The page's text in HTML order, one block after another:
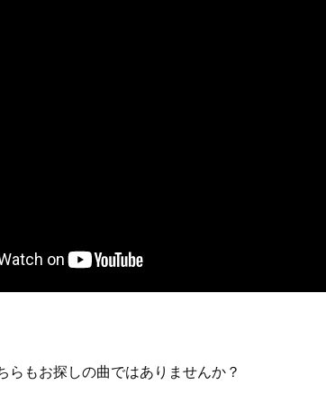
らもお探しの曲ではありませんか？